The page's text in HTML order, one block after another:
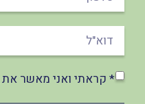
* קראתי ואני מאשר את